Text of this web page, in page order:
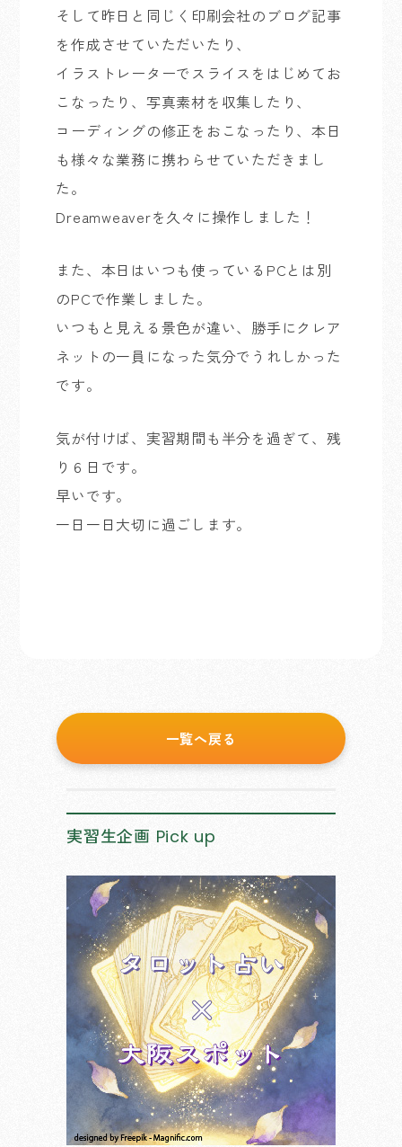
そして昨日と同じく印刷会社のブログ記事
を作成させていただいたり、
イラストレーターでスライスをはじめてお
こなったり、写真素材を収集したり、
コーディングの修正をおこなったり、本日
も様々な業務に携わらせていただきまし
た。
Dreamweaverを久々に操作しました！
また、本日はいつも使っているPCとは別
のPCで作業しました。
いつもと見える景色が違い、勝手にクレア
ネットの一員になった気分でうれしかった
です。
気が付けば、実習期間も半分を過ぎて、残
り６日です。
早いです。
一日一日大切に過ごします。
一覧へ戻る
実習生企画 Pick up